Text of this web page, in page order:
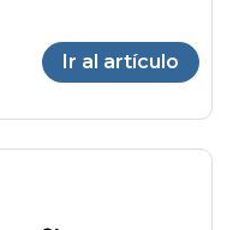
Ir al artículo